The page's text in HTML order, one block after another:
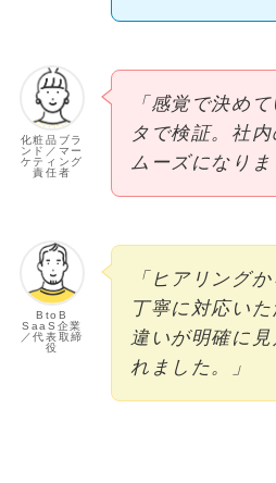
化粧品ブラ
ンド／マー
ケティング
責任者
「感覚で決め
タで検証。社
ムーズになりま
BtoB
SaaS企業
／代表取締
役
「ヒアリング
丁寧に対応い
違いが明確に
れました。」